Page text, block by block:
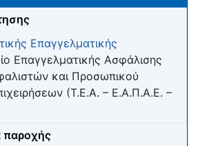
Επαγγελματικής
Επαγγελματικής Ασφάλισης
και Προσωπικού
(Τ.Ε.Α. – Ε.Α.Π.Α.Ε. –
παροχής